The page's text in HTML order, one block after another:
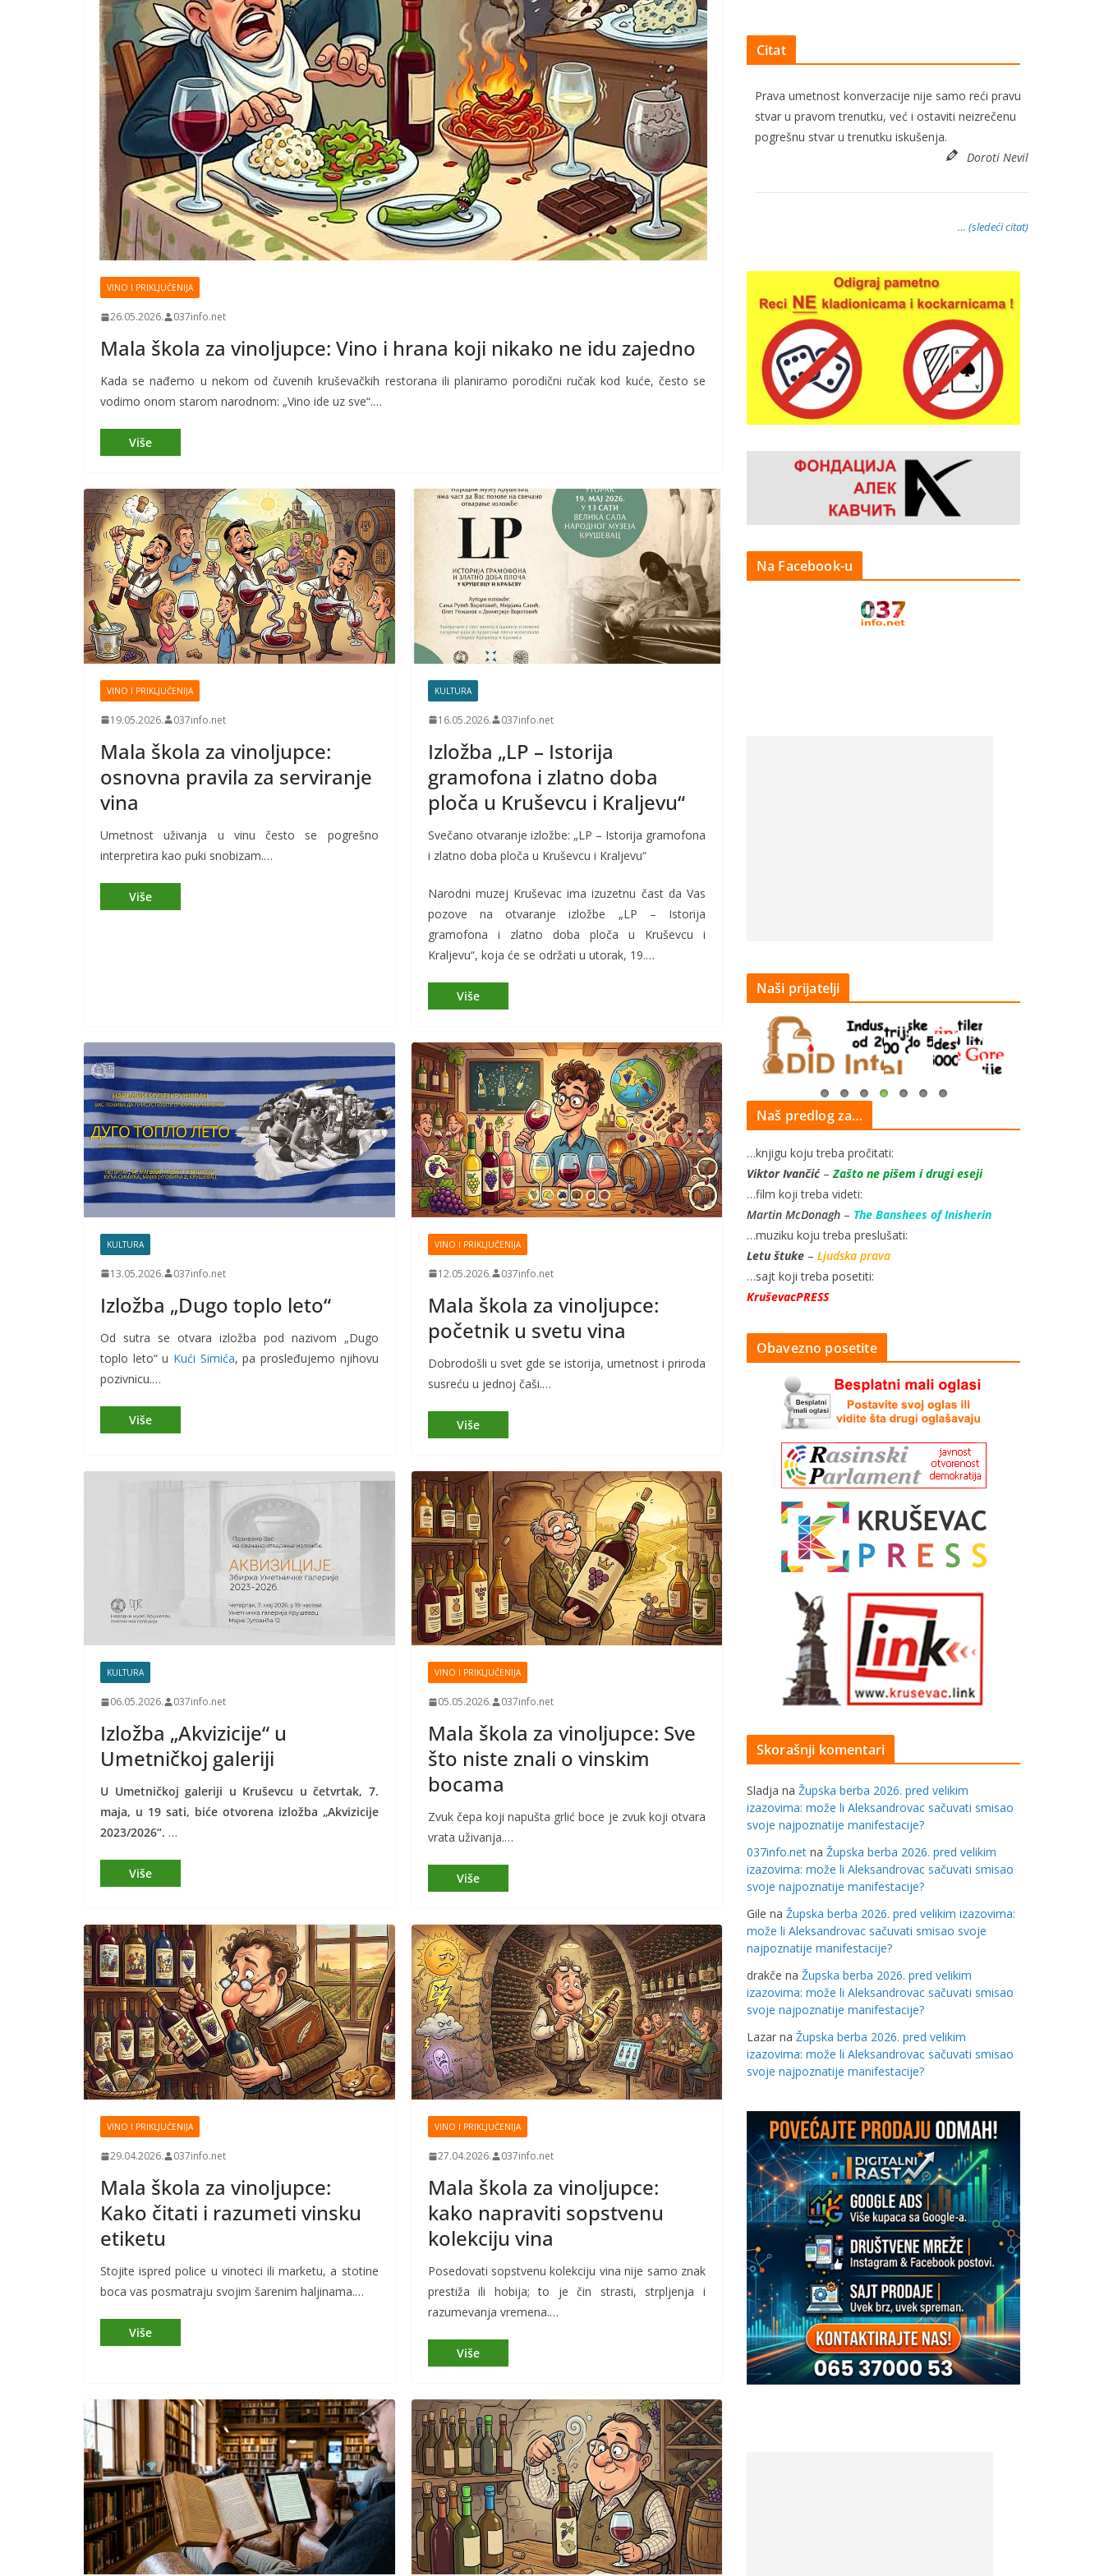
VINO I PRIKLJUČENIJA
26.05.2026. 037info.net
Mala škola za vinoljupce: Vino i hrana koji nikako ne idu zajedno
Kada se nađemo u nekom od čuvenih kruševačkih restorana ili planiramo porodični ručak kod kuće, često se
vodimo onom starom narodnom: „Vino ide uz sve“.…
VINO I PRIKLJUČENIJA
19.05.2026. 037info.net
Mala škola za vinoljupce:
osnovna pravila za serviranje
vina
Umetnost uživanja u vinu često se pogrešno
interpretira kao puki snobizam.…
KULTURA
16.05.2026. 037info.net
Izložba „LP – Istorija
gramofona i zlatno doba
ploča u Kruševcu i Kraljevu“
Svečano otvaranje izložbe: „LP – Istorija gramofona
i zlatno doba ploča u Kruševcu i Kraljevu“
Narodni muzej Kruševac ima izuzetnu čast da Vas
pozove na otvaranje izložbe „LP – Istorija
gramofona i zlatno doba ploča u Kruševcu i
Kraljevu“, koja će se održati u utorak, 19.…
KULTURA
13.05.2026. 037info.net
Izložba „Dugo toplo leto“
Od sutra se otvara izložba pod nazivom „Dugo
toplo leto“ u Kući Simića, pa prosleđujemo njihovu
pozivnicu.…
VINO I PRIKLJUČENIJA
12.05.2026. 037info.net
Mala škola za vinoljupce:
početnik u svetu vina
Dobrodošli u svet gde se istorija, umetnost i priroda
susreću u jednoj čaši.…
KULTURA
06.05.2026. 037info.net
Izložba „Akvizicije“ u
Umetničkoj galeriji
U Umetničkoj galeriji u Kruševcu u četvrtak, 7.
maja, u 19 sati, biće otvorena izložba „Akvizicije
2023/2026“. …
VINO I PRIKLJUČENIJA
05.05.2026. 037info.net
Mala škola za vinoljupce: Sve
što niste znali o vinskim
bocama
Zvuk čepa koji napušta grlić boce je zvuk koji otvara
vrata uživanja.…
VINO I PRIKLJUČENIJA
29.04.2026. 037info.net
Mala škola za vinoljupce:
Kako čitati i razumeti vinsku
etiketu
Stojite ispred police u vinoteci ili marketu, a stotine
boca vas posmatraju svojim šarenim haljinama.…
VINO I PRIKLJUČENIJA
27.04.2026. 037info.net
Mala škola za vinoljupce:
kako napraviti sopstvenu
kolekciju vina
Posedovati sopstvenu kolekciju vina nije samo znak
prestiža ili hobija; to je čin strasti, strpljenja i
razumevanja vremena.…
Citat
Prava umetnost konverzacije nije samo reći pravu
stvar u pravom trenutku, već i ostaviti neizrečenu
pogrešnu stvar u trenutku iskušenja.
Doroti Nevil
… (sledeći citat)
Na Facebook-u
Naši prijatelji
Naš predlog za…
…knjigu koju treba pročitati:
Viktor Ivančić– Zašto ne pišem i drugi eseji
…film koji treba videti:
Martin McDonagh – The Banshees of Inisherin
…muziku koju treba preslušati:
Letu štuke – Ljudska prava
…sajt koji treba posetiti:
KruševacPRESS
Obavezno posetite
Skorašnji komentari
Sladja na Župska berba 2026. pred velikim
izazovima: može li Aleksandrovac sačuvati smisao
svoje najpoznatije manifestacije?
037info.net na Župska berba 2026. pred velikim
izazovima: može li Aleksandrovac sačuvati smisao
svoje najpoznatije manifestacije?
Gile na Župska berba 2026. pred velikim izazovima:
može li Aleksandrovac sačuvati smisao svoje
najpoznatije manifestacije?
drakče na Župska berba 2026. pred velikim
izazovima: može li Aleksandrovac sačuvati smisao
svoje najpoznatije manifestacije?
Lazar na Župska berba 2026. pred velikim
izazovima: može li Aleksandrovac sačuvati smisao
svoje najpoznatije manifestacije?